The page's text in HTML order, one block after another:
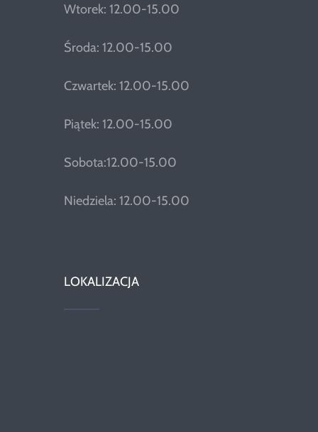
Wtorek: 12.00-15.00
Środa: 12.00-15.00
Czwartek: 12.00-15.00
Piątek: 12.00-15.00
Sobota:12.00-15.00
Niedziela: 12.00-15.00
LOKALIZACJA